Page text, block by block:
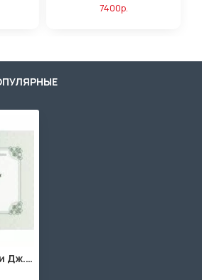
7400р.
17995МИ Перголези Дж.Б. Stabat Mater. P. 77, издательство "Музыка"